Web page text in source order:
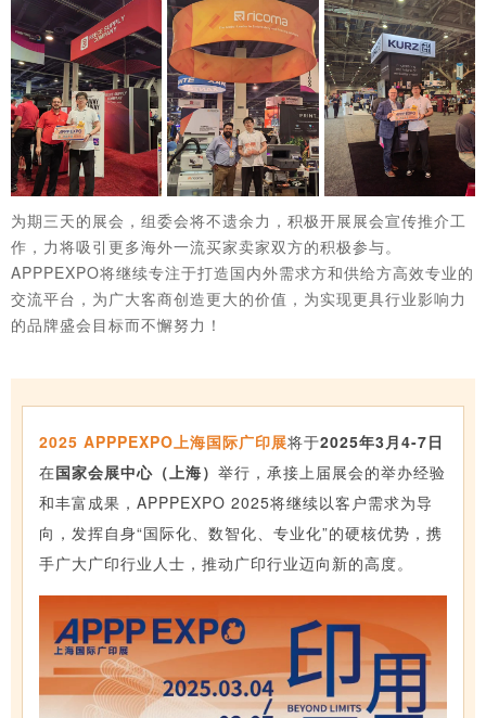
为期三天的展会，组委会将不遗余力，积极开展展会宣传推介工
作，力将吸引更多海外一流买家卖家双方的积极参与。
APPPEXPO将继续专注于打造国内外需求方和供给方高效专业的
交流平台，为广大客商创造更大的价值，为实现更具行业影响力
的品牌盛会目标而不懈努力！
2025 APPPEXPO上海国际广印展将于2025年3月4-7日
在国家会展中心（上海） 举行，承接上届展会的举办经验
和丰富成果，APPPEXPO 2025将继续以客户需求为导
向，发挥自身“国际化、数智化、专业化”的硬核优势，携
手广大广印行业人士，推动广印行业迈向新的高度。